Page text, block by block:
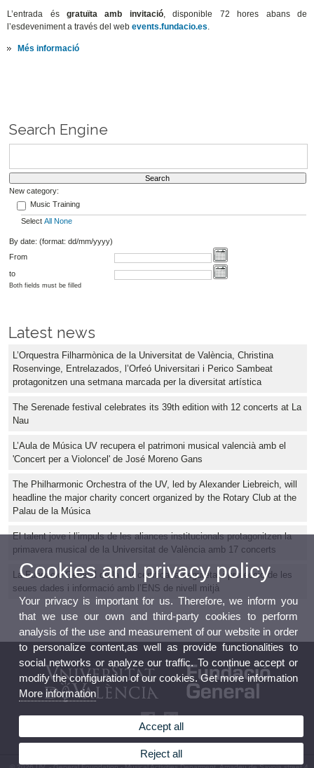
L’entrada és gratuïta amb invitació, disponible 72 hores abans de
l’esdeveniment a través del webevents.fundacio.es
Més informació
Search Engine
New category:
Music Training
Select All None
By date: (format: dd/mm/yyyy)
From
to
Both fields must be filled
Latest news
L’Orquestra Filharmònica de la Universitat de València, Christina
Rosenvinge, Entrelazados, l’Orfeó Universitari i Perico Sambeat
protagonitzen una setmana marcada per la diversitat artística
The Serenade festival celebrates its 39th edition with 12 concerts at La
Nau
L’Aula de Música UV recupera el patrimoni musical valencià amb el
'Concert per a Violoncel' de José Moreno Gans
The Philharmonic Orchestra of the UV, led by Alexander Liebreich, will
headline the major charity concert organized by the Rotary Club at the
Palau de la Música
El talent jove i l’impuls de les aliances institucionals protagonitzen la
primavera musical de la Universitat de València amb 17 concerts
La Fundació General de la UV certifica la seguretat i protecció de les
seues dades i informació amb l’ENS de nivell mitjà
Cookies and privacy policy
Your privacy is important for us. Therefore, we inform you
that we use our own and third-party cookies to perform
analysis of the use and measurement of our website in order
to personalize content,as well as provide functionalities to
social networks or analyze our traffic. To continue accept or
modify the configuration of our cookies. Get more information
More information
Accept all
Reject all